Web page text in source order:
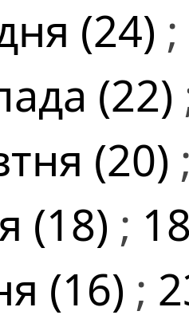
(24) ;
(22)
(20)
(18) ;
(16) ;